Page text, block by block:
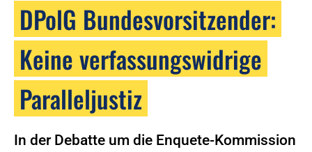
DPolG Bundesvorsitzender:
Keine verfassungswidrige
Paralleljustiz
In der Debatte um die Enquete-Kommission